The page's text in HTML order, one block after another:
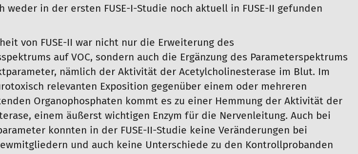
weder in der ersten FUSE-I-Studie noch aktuell in FUSE-II gefunden
von FUSE-II war nicht nur die Erweiterung des
auf VOC, sondern auch die Ergänzung des Parameterspektrums
nämlich der Aktivität der Acetylcholinesterase im Blut. Im
relevanten Exposition gegenüber einem oder mehreren
Organophosphaten kommt es zu einer Hemmung der Aktivität der
einem äußerst wichtigen Enzym für die Nervenleitung. Auch bei
konnten in der FUSE-II-Studie keine Veränderungen bei
und auch keine Unterschiede zu den Kontrollprobanden